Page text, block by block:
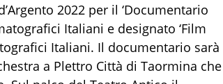
2022 per il ‘Documentario
Italiani e designato ‘Film
Italiani. Il documentario sarà
a Plettro Città di Taormina che